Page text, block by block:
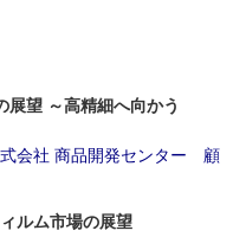
展望 ～高精細へ向かう
会社 商品開発センター 顧
ルム市場の展望